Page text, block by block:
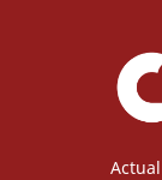
Actual